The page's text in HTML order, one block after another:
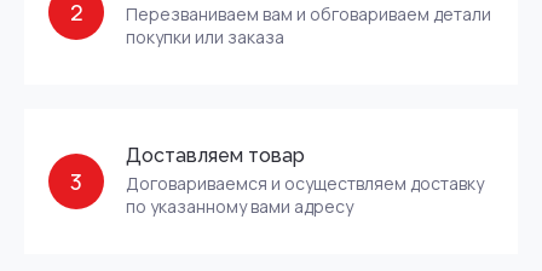
2
Перезваниваем вам и обговариваем детали
покупки или заказа
3
Доставляем товар
Договариваемся и осуществляем доставку
по указанному вами адресу